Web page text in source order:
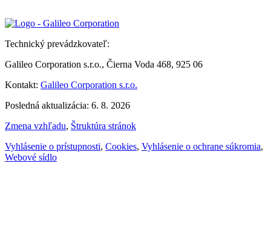
Technický prevádzkovateľ:
Galileo Corporation s.r.o., Čierna Voda 468, 925 06
Kontakt: Galileo Corporation s.r.o.
Posledná aktualizácia: 6. 8. 2026
Zmena vzhľadu, Štruktúra stránok
Vyhlásenie o prístupnosti, Cookies, Vyhlásenie o ochrane súkromia,
Webové sídlo